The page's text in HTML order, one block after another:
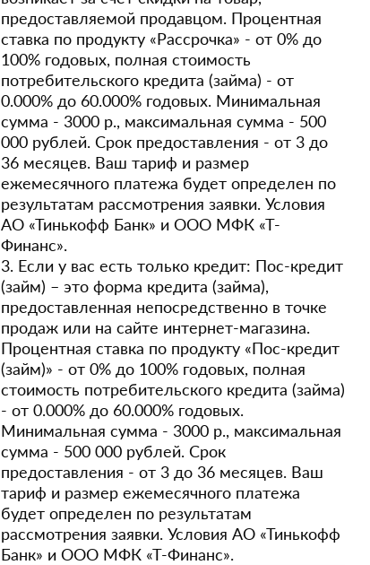
предоставляемой продавцом. Процентная
ставка по продукту «Рассрочка» - от 0% до
100% годовых, полная стоимость
потребительского кредита (займа) - от
0.000% до 60.000% годовых. Минимальная
сумма - 3000 р., максимальная сумма - 500
000 рублей. Срок предоставления - от 3 до
36 месяцев. Ваш тариф и размер
ежемесячного платежа будет определен по
результатам рассмотрения заявки. Условия
АО «Тинькофф Банк» и ООО МФК «Т-
Финанс».
3. Если у вас есть только кредит: Пос-кредит
(займ) – это форма кредита (займа),
предоставленная непосредственно в точке
продаж или на сайте интернет-магазина.
Процентная ставка по продукту «Пос-кредит
(займ)» - от 0% до 100% годовых, полная
стоимость потребительского кредита (займа)
- от 0.000% до 60.000% годовых.
Минимальная сумма - 3000 р., максимальная
сумма - 500 000 рублей. Срок
предоставления - от 3 до 36 месяцев. Ваш
тариф и размер ежемесячного платежа
будет определен по результатам
рассмотрения заявки. Условия АО «Тинькофф
Банк» и ООО МФК «Т-Финанс».